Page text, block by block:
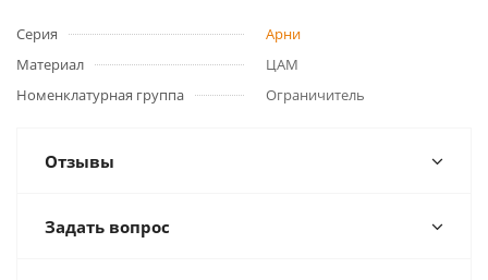
Серия
Арни
Материал
ЦАМ
Номенклатурная группа
Ограничитель
Отзывы
Задать вопрос